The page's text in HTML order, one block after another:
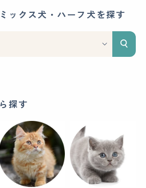
ックス犬・ハーフ犬を探す
探す